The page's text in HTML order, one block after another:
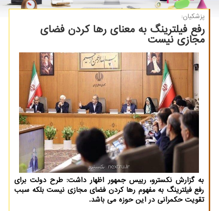
پزشكیان:
رفع فیلترینگ به معنای رها کردن فضای
مجازی نیست
به گزارش نکسترو، رییس جمهور اظهار داشت: طرح دولت برای
رفع فیلترینگ به مفهوم رها کردن فضای مجازی نیست بلکه سبب
تقویت حکمرانی در این حوزه می باشد.